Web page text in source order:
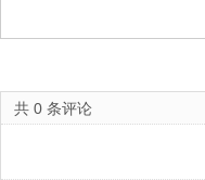
共 0 条评论